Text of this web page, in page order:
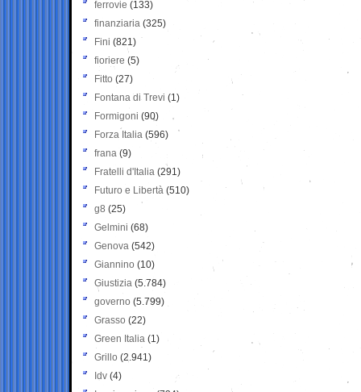
ferrovie (133)
finanziaria (325)
Fini (821)
fioriere (5)
Fitto (27)
Fontana di Trevi (1)
Formigoni (90)
Forza Italia (596)
frana (9)
Fratelli d'Italia (291)
Futuro e Libertà (510)
g8 (25)
Gelmini (68)
Genova (542)
Giannino (10)
Giustizia (5.784)
governo (5.799)
Grasso (22)
Green Italia (1)
Grillo (2.941)
Idv (4)